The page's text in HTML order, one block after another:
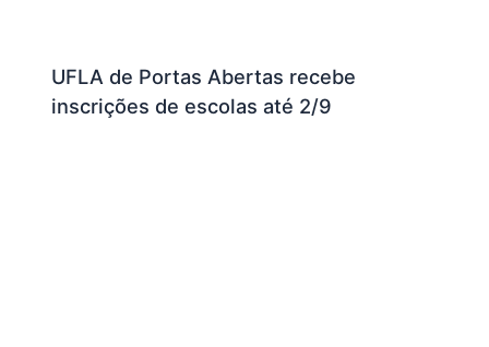
UFLA de Portas Abertas recebe
inscrições de escolas até 2/9